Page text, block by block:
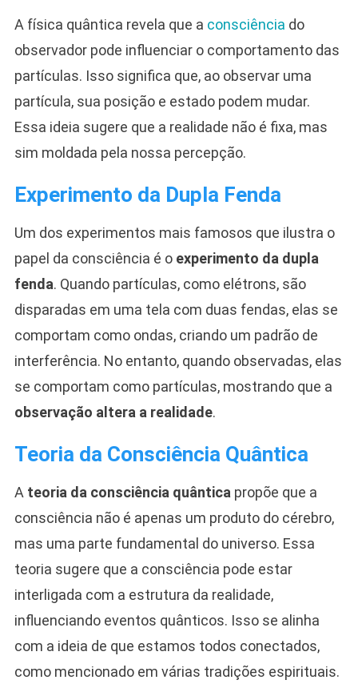
A física quântica revela que a consciência do
observador pode influenciar o comportamento das
partículas. Isso significa que, ao observar uma
partícula, sua posição e estado podem mudar.
Essa ideia sugere que a realidade não é fixa, mas
sim moldada pela nossa percepção.
Experimento da Dupla Fenda
Um dos experimentos mais famosos que ilustra o
papel da consciência é o experimento da dupla
fenda. Quando partículas, como elétrons, são
disparadas em uma tela com duas fendas, elas se
comportam como ondas, criando um padrão de
interferência. No entanto, quando observadas, elas
se comportam como partículas, mostrando que a
observação altera a realidade.
Teoria da Consciência Quântica
A teoria da consciência quânticapropõe que a
consciência não é apenas um produto do cérebro,
mas uma parte fundamental do universo. Essa
teoria sugere que a consciência pode estar
interligada com a estrutura da realidade,
influenciando eventos quânticos. Isso se alinha
com a ideia de que estamos todos conectados,
como mencionado em várias tradições espirituais.